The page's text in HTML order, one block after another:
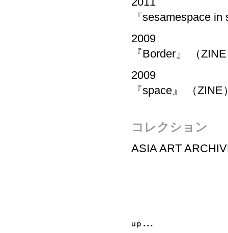
『sesamespace
2009
『Border』 （
2009
『space』 （ZINE
コレクション
ASIA ART